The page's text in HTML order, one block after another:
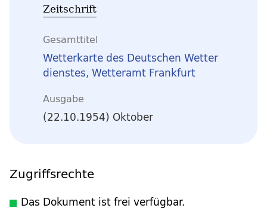
Zeitschrift
Gesamttitel
Wetterkarte des Deutschen Wetter
dienstes, Wetteramt Frankfurt
Ausgabe
(22.10.1954) Oktober
Zugriffsrechte
Das Dokument ist frei verfügbar.